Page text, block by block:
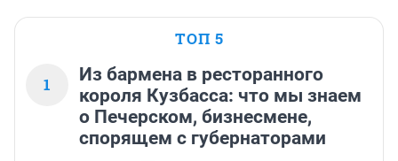
ТОП 5
1
Из бармена в ресторанного
короля Кузбасса: что мы знаем
о Печерском, бизнесмене,
спорящем с губернаторами